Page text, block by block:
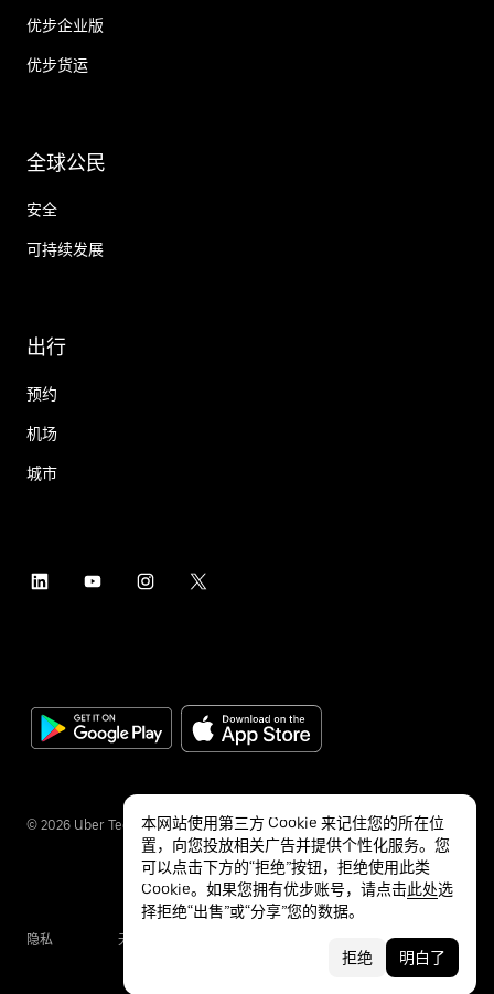
优步企业版
优步货运
全球公民
安全
可持续发展
出行
预约
机场
城市
© 2026 Uber Technologies Inc.
隐私 无障碍服务
本网站使用第三方 Cookie 来记住您的所在位
置，向您投放相关广告并提供个性化服务。您
可以点击下方的“拒绝”按钮，拒绝使用此类
Cookie。如果您拥有优步账号，请点击此处选
择拒绝“出售”或“分享”您的数据。
拒绝 明白了